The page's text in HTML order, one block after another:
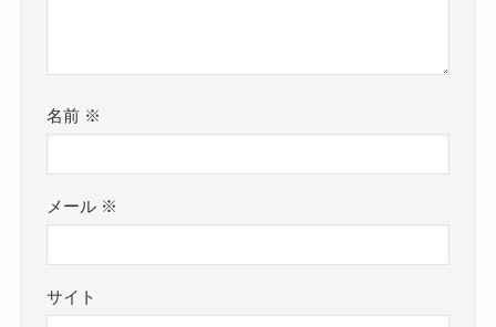
名前 ※
メール ※
サイト